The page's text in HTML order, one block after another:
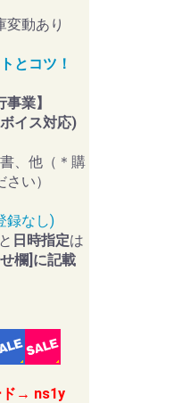
変動あり
とコツ！
事業】
イス対応)
、他（＊購
い）
録なし)
と 日時指定は
欄]に記載
ド→ ns1y